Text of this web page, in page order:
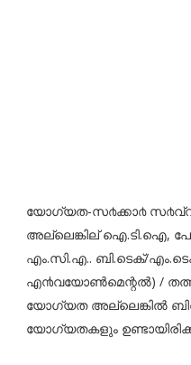
യോഗ്യത-സ൪ക്കാ൪
അല്ലെങ്കില് ഐ.ടി.ഐ,
എം.സി.എ.. ബി.ടെക്/
എ൯വയോൺമെന്റൽ) /
യോഗ്യത അല്ലെങ്കിൽ
യോഗ്യതകളും